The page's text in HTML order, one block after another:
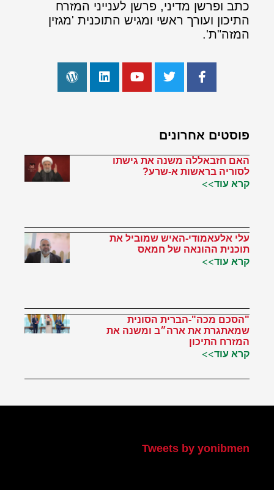
כתב ופרשן מדיני, פרשן לענייני המזרח
התיכון ועורך ראשי ומגיש התוכנית 'מגזין
המזה"ת'.
פוסטים אחרונים
האם חזבאללה משנה את גישתו
לסוריה בראשות א-שרע?
קרא עוד>>
עלי אלעאמודי-האיש שמוביל את
תוכנית ההונאה של חמאס
קרא עוד>>
"הסכם מכה"-הברית הסונית
שמאתגרת את ארה״ב ומשנה את
המזרח התיכון
קרא עוד>>
Tweets by yonibmen